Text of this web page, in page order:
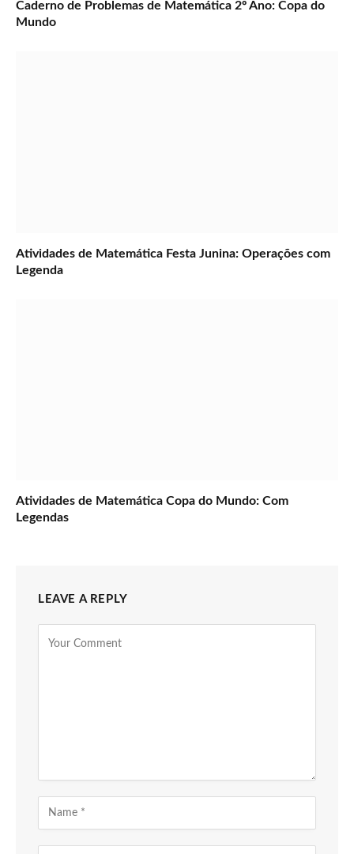
Caderno de Problemas de Matemática 2º Ano: Copa do
Mundo
Atividades de Matemática Festa Junina: Operações com
Legenda
Atividades de Matemática Copa do Mundo: Com
Legendas
LEAVE A REPLY